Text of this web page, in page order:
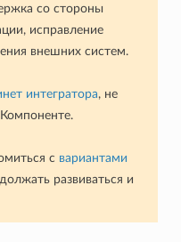
со стороны
исправление
внешних систем.
интегратора, не
с вариантами
развиваться и